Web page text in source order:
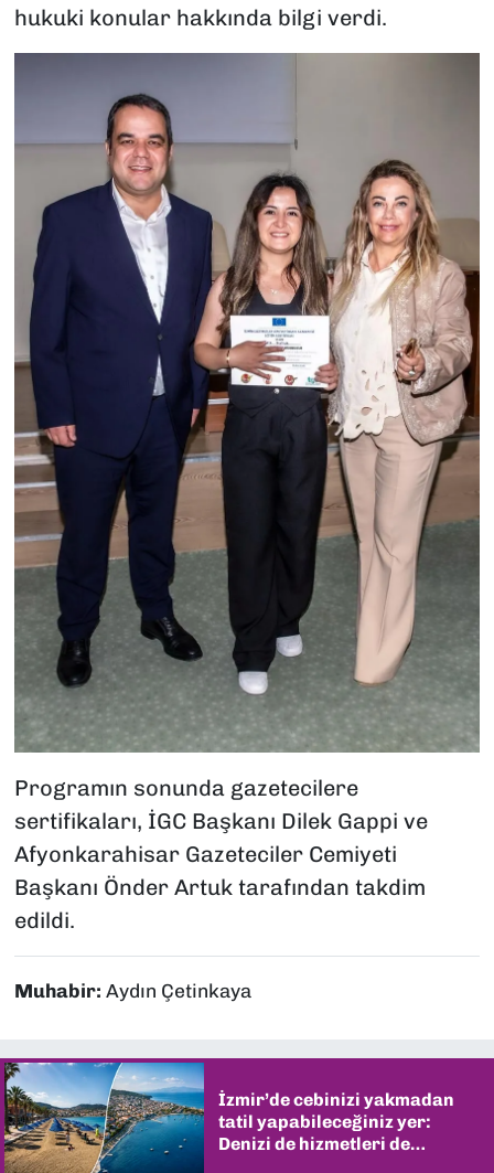
hukuki konular hakkında bilgi verdi.
Programın sonunda gazetecilere
sertifikaları, İGC Başkanı Dilek Gappi ve
Afyonkarahisar Gazeteciler Cemiyeti
Başkanı Önder Artuk tarafından takdim
edildi.
Muhabir: Aydın Çetinkaya
İzmir’de cebinizi yakmadan
tatil yapabileceğiniz yer:
Denizi de hizmetleri de